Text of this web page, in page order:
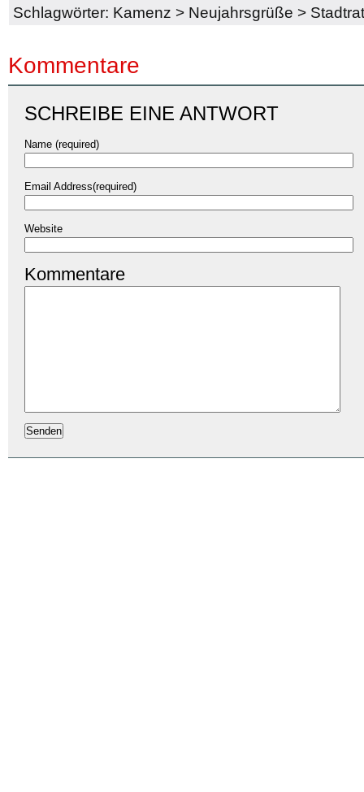
Schlagwörter: Kamenz > Neujahrsgrüße > Stadtrat
Kommentare
SCHREIBE EINE ANTWORT
Name (required)
Email Address(required)
Website
Kommentare